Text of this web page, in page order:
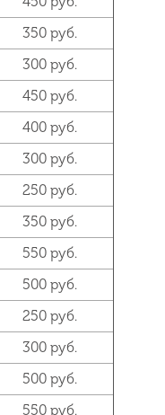
350 руб.
300 руб.
450 руб.
400 руб.
300 руб.
250 руб.
350 руб.
550 руб.
500 руб.
250 руб.
300 руб.
500 руб.
550 руб.